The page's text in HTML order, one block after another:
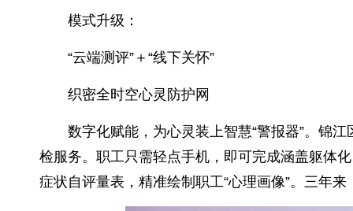
模式升级：
“云端测评”＋“线下关怀”
织密全时空心灵防护网
数字化赋能，为心灵装上智慧“警报器”。锦江
检服务。职工只需轻点手机，即可完成涵盖躯体
症状自评量表，精准绘制职工“心理画像”。三年